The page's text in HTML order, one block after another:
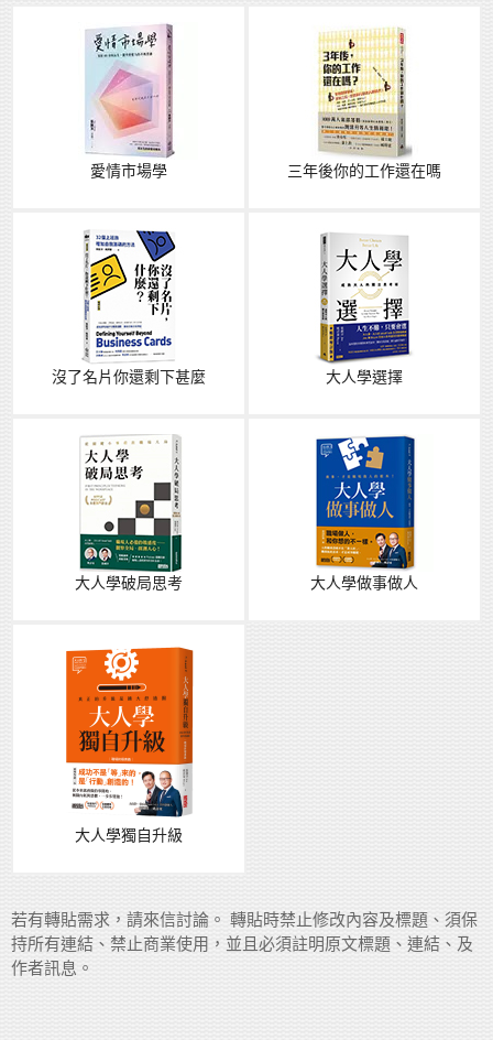
愛情市場學 三年後你的工作還在嗎
沒了名片你還剩下甚麼 大人學選擇
大人學破局思考 大人學做事做人
大人學獨自升級
若有轉貼需求，請來信討論。 轉貼時禁止修改內容及標題、須保
持所有連結、禁止商業使用，並且必須註明原文標題、連結、及
作者訊息。